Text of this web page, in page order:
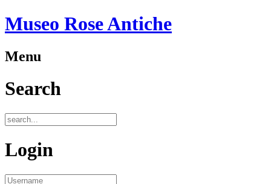
Museo Rose Antiche
Menu
Search
Login